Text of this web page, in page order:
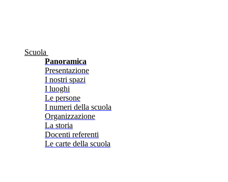
Scuola
Panoramica
Presentazione
I nostri spazi
I luoghi
Le persone
I numeri della scuola
Organizzazione
La storia
Docenti referenti
Le carte della scuola